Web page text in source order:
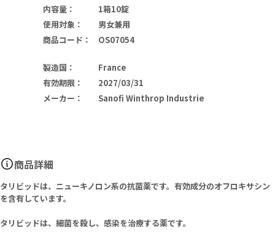
内容量 ：
1箱10錠
使用対象 ：
男女兼用
商品コード ： OS07054
製造国 ：
France
有効期限 ：
2027/03/31
メーカー ： Sanofi Winthrop Industrie
商品詳細
タリビッドは、ニューキノロン系の抗菌薬です。有効成分のオフロキサシン
を含有しています。
タリビッドは、細菌を殺し、感染を治療する薬です。